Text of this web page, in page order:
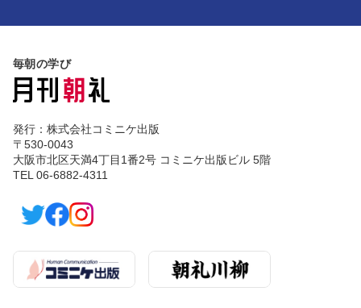
毎朝の学び
発行：株式会社コミニケ出版
〒530-0043
大阪市北区天満4丁目1番2号 コミニケ出版ビル 5階
TEL 06-6882-4311